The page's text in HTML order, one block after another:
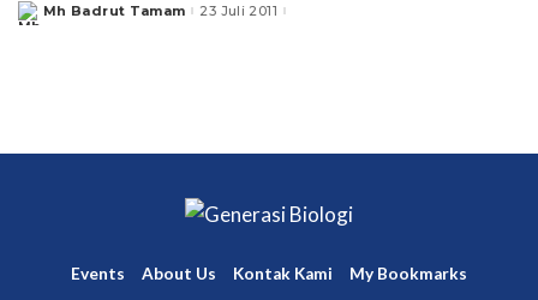
Posted
by
Mh Badrut Tamam 23 Juli 2011
Events About Us Kontak Kami
My Bookmarks